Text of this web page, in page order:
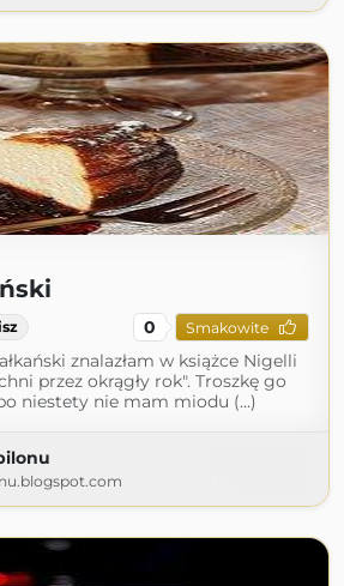
0 Smakowite
znalazłam w książce Nigelli
przez okrągły rok". Troszkę go
niestety nie mam miodu (...)